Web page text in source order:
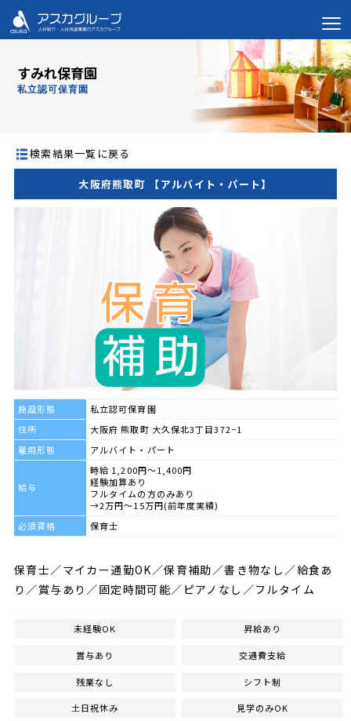
すみれ保育園
私立認可保育園
検索結果一覧に戻る
大阪府熊取町 【アルバイト・パート】
施設形態
私立認可保育園
住所
大阪府 熊取町 大久保北3丁目372−1
雇用形態
アルバイト・パート
給与
時給 1,200円～1,400円
経験加算あり
フルタイムの方のみあり
→2万円～15万円(前年度実績)
必須資格
保育士
保育士／マイカー通勤OK／保育補助／書き物なし／給食あ
り／賞与あり／固定時間可能／ピアノなし／フルタイム
未経験OK 昇給あり
賞与あり 交通費支給
残業なし シフト制
土日祝休み 見学のみOK